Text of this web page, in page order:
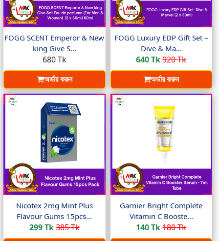
FOGG SCENT Emperor & New
king Give S...
680 Tk
অর্ডার করুন
FOGG Luxury EDP Gift Set –
Dive & Ma...
640 Tk920 Tk
অর্ডার করুন
Nicotex 2mg Mint Plus
Flavour Gums 15pcs...
299 Tk385 Tk
Garnier Bright Complete
Vitamin C Booste...
140 Tk180 Tk